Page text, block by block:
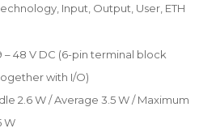
Input, Output, User, ETH
– 48 V DC (6-pin terminal block
with I/O)
2.6 W / Average 3.5 W / Maximum
W